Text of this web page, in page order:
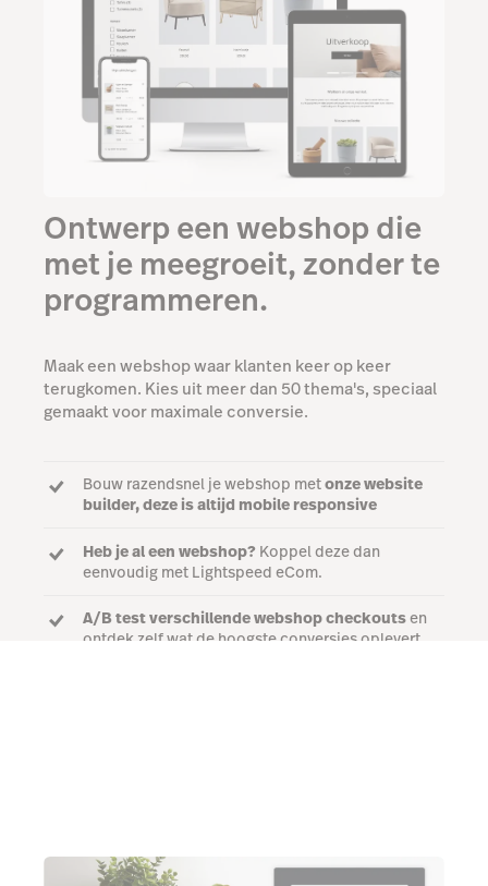
Ontwerp een webshop die
met je meegroeit, zonder te
programmeren.
Maak een webshop waar klanten keer op keer
terugkomen. Kies uit meer dan 50 thema's, speciaal
gemaakt voor maximale conversie.
Bouw razendsnel je webshop metonze website
builder, deze is altijd mobile responsive
Heb je al een webshop? Koppel deze dan
eenvoudig met Lightspeed eCom.
A/B test verschillende webshop checkoutsen
ontdek zelf wat de hoogste conversies oplevert